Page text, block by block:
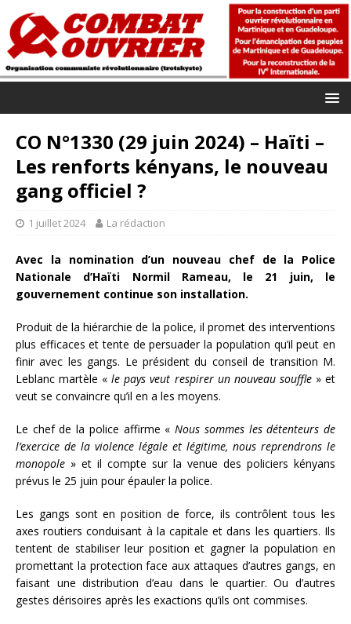
CO N°1330 (29 juin 2024) – Haïti –
Les renforts kényans, le nouveau
gang officiel ?
1 juillet 2024 La rédaction
Avec la nomination d’un nouveau chef de la Police
Nationale d’Haïti Normil Rameau, le 21 juin, le
gouvernement continue son installation.
Produit de la hiérarchie de la police, il promet des interventions
plus efficaces et tente de persuader la population qu’il peut en
finir avec les gangs. Le président du conseil de transition M.
Leblanc martèle «le pays veut respirer un nouveau souffle » et
veut se convaincre qu’il en a les moyens.
Le chef de la police affirme «Nous sommes les détenteurs de
l’exercice de la violence légale et légitime, nous reprendrons le
monopole » et il compte sur la venue des policiers kényans
prévus le 25 juin pour épauler la police.
Les gangs sont en position de force, ils contrôlent tous les
axes routiers conduisant à la capitale et dans les quartiers. Ils
tentent de stabiliser leur position et gagner la population en
promettant la protection face aux attaques d’autres gangs, en
faisant une distribution d’eau dans le quartier. Ou d’autres
gestes dérisoires après les exactions qu’ils ont commises.